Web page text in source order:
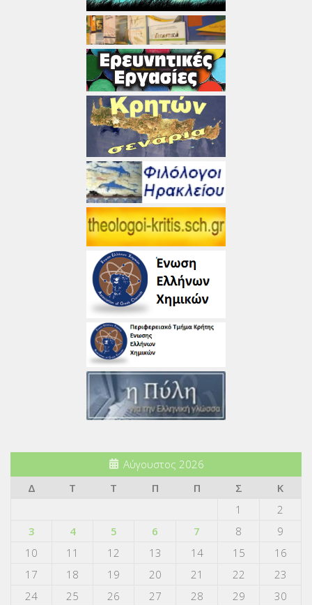
Αύγουστος 2026
Δ
Τ Τ Π Π Σ
Κ
1
2
3
4 5 6 7 8
9
10
11 12 13 14 15
16
17
18 19 20 21 22
23
24
25 26 27 28 29
30